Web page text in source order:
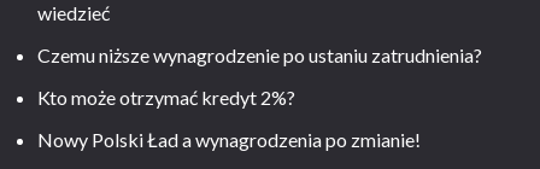
wiedzieć
Czemu niższe wynagrodzenie po ustaniu zatrudnienia?
Kto może otrzymać kredyt 2%?
Nowy Polski Ład a wynagrodzenia po zmianie!